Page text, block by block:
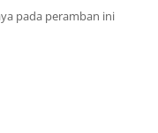
pada peramban ini